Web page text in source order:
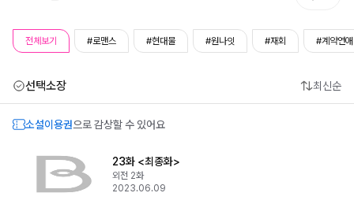
전체보기 #로맨스 #현대물 #원나잇 #재회 #계약연애
선택소장 최신순
소설이용권으로 감상할 수 있어요
23화 <최종화>
외전 2화
2023.06.09